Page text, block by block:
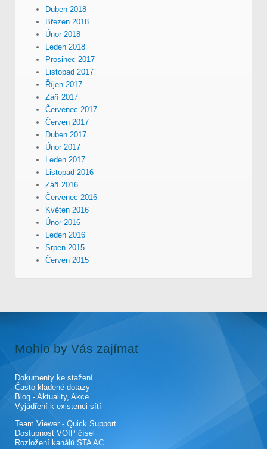
Duben 2018
Březen 2018
Únor 2018
Leden 2018
Prosinec 2017
Listopad 2017
Říjen 2017
Září 2017
Červenec 2017
Červen 2017
Duben 2017
Únor 2017
Leden 2017
Listopad 2016
Září 2016
Červenec 2016
Květen 2016
Únor 2016
Leden 2016
Srpen 2015
Červen 2015
Mohlo by Vás zajímat
Dokumenty ke stažení
Často kladené dotazy
Blog - Aktuality, Akce
Vyjádření k existenci sítí
Team Viewer - Quick Support
Dostupnost VOIP čísel
Rozložení kanálů STA AC